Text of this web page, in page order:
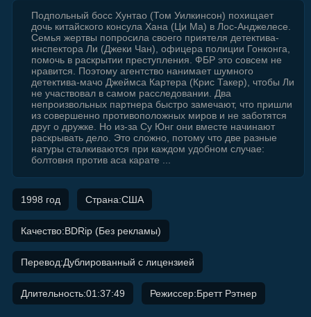
Подпольный босс Хунтао (Том Уилкинсон) похищает
дочь китайского консула Хана (Ци Ма) в Лос-Анджелесе.
Семья жертвы попросила своего приятеля детектива-
инспектора Ли (Джеки Чан), офицера полиции Гонконга,
помочь в раскрытии преступления. ФБР это совсем не
нравится. Поэтому агентство нанимает шумного
детектива-мачо Джеймса Картера (Крис Такер), чтобы Ли
не участвовал в самом расследовании. Два
непроизвольных партнера быстро замечают, что пришли
из совершенно противоположных миров и не заботятся
друг о дружке. Но из-за Су Юнг они вместе начинают
раскрывать дело. Это сложно, потому что две разные
натуры сталкиваются при каждом удобном случае:
болтовня против аса карате ...
1998 год Страна:США
Качество:BDRip (Без рекламы)
Перевод:Дублированный с лицензией
Длительность:01:37:49 Режиссер:Бретт Рэтнер